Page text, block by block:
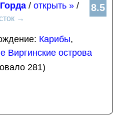
8.5
/ открыть » /
→
Карибы,
Виргинские острова
281)